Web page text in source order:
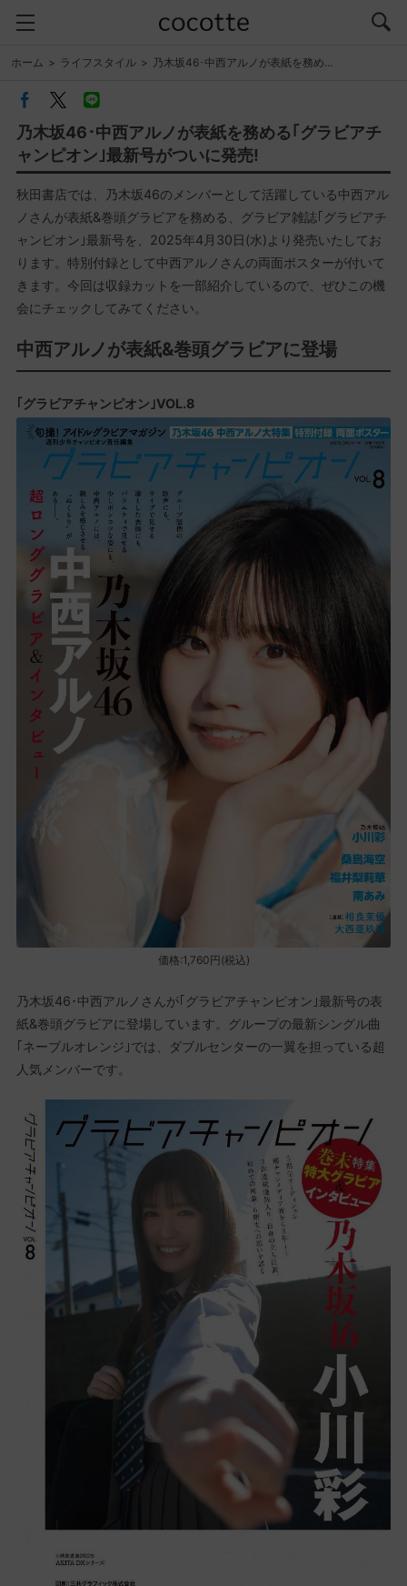
ホーム ライフスタイル 乃木坂46･中西アルノが表紙を務め…
乃木坂46･中西アルノが表紙を務める｢グラビアチ
ャンピオン｣最新号がついに発売!
秋田書店では、乃木坂46のメンバーとして活躍している中西アル
ノさんが表紙&巻頭グラビアを務める、グラビア雑誌｢グラビアチ
ャンピオン｣最新号を、2025年4月30日(水)より発売いたしてお
ります。特別付録として中西アルノさんの両面ポスターが付いて
きます。今回は収録カットを一部紹介しているので、ぜひこの機
会にチェックしてみてください。
中西アルノが表紙&巻頭グラビアに登場
｢グラビアチャンピオン｣VOL.8
価格:1,760円(税込)
乃木坂46･中西アルノさんが｢グラビアチャンピオン｣最新号の表
紙&巻頭グラビアに登場しています。グループの最新シングル曲
｢ネーブルオレンジ｣では、ダブルセンターの一翼を担っている超
人気メンバーです。